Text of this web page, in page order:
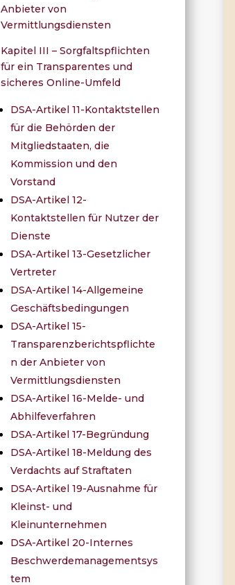
Anbieter von
Vermittlungsdiensten
Kapitel III – Sorgfaltspflichten
für ein Transparentes und
sicheres Online-Umfeld
DSA-Artikel 11-Kontaktstellen
für die Behörden der
Mitgliedstaaten, die
Kommission und den
Vorstand
DSA-Artikel 12-
Kontaktstellen für Nutzer der
Dienste
DSA-Artikel 13-Gesetzlicher
Vertreter
DSA-Artikel 14-Allgemeine
Geschäftsbedingungen
DSA-Artikel 15-
Transparenzberichtspflichte
n der Anbieter von
Vermittlungsdiensten
DSA-Artikel 16-Melde- und
Abhilfeverfahren
DSA-Artikel 17-Begründung
DSA-Artikel 18-Meldung des
Verdachts auf Straftaten
DSA-Artikel 19-Ausnahme für
Kleinst- und
Kleinunternehmen
DSA-Artikel 20-Internes
Beschwerdemanagementsys
tem